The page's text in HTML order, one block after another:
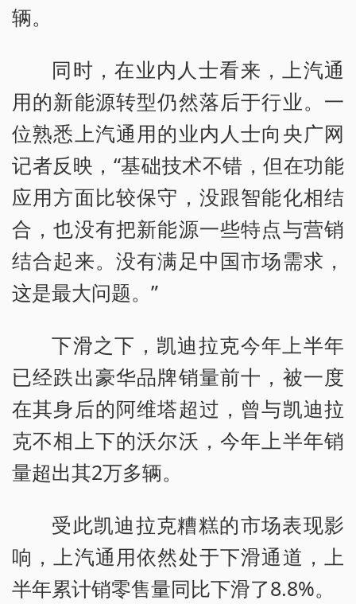
辆。
同时，在业内人士看来，上汽通
用的新能源转型仍然落后于行业。一
位熟悉上汽通用的业内人士向央广网
记者反映，“基础技术不错，但在功能
应用方面比较保守，没跟智能化相结
合，也没有把新能源一些特点与营销
结合起来。没有满足中国市场需求，
这是最大问题。”
下滑之下，凯迪拉克今年上半年
已经跌出豪华品牌销量前十，被一度
在其身后的阿维塔超过，曾与凯迪拉
克不相上下的沃尔沃，今年上半年销
量超出其2万多辆。
受此凯迪拉克糟糕的市场表现影
响，上汽通用依然处于下滑通道，上
半年累计销零售量同比下滑了8.8%。